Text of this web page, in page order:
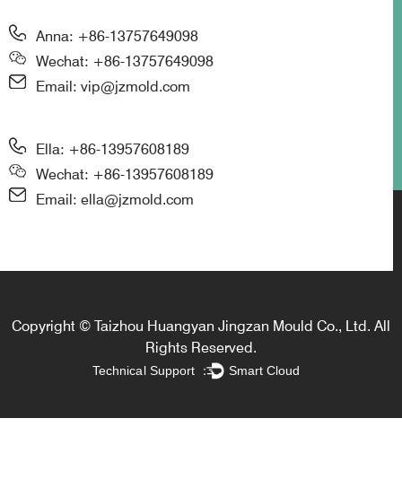
Anna: +86-13757649098
Wechat: +86-13757649098
Email: vip@jzmold.com
Ella: +86-13957608189
Wechat: +86-13957608189
Email: ella@jzmold.com
Copyright © Taizhou Huangyan Jingzan Mould Co., Ltd. All
Rights Reserved.
Technical Support ： Smart Cloud